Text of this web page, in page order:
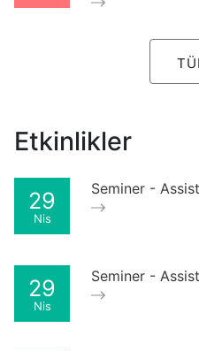
Etkinlikler
29
Nis
Seminer -
29
Nis
Seminer -